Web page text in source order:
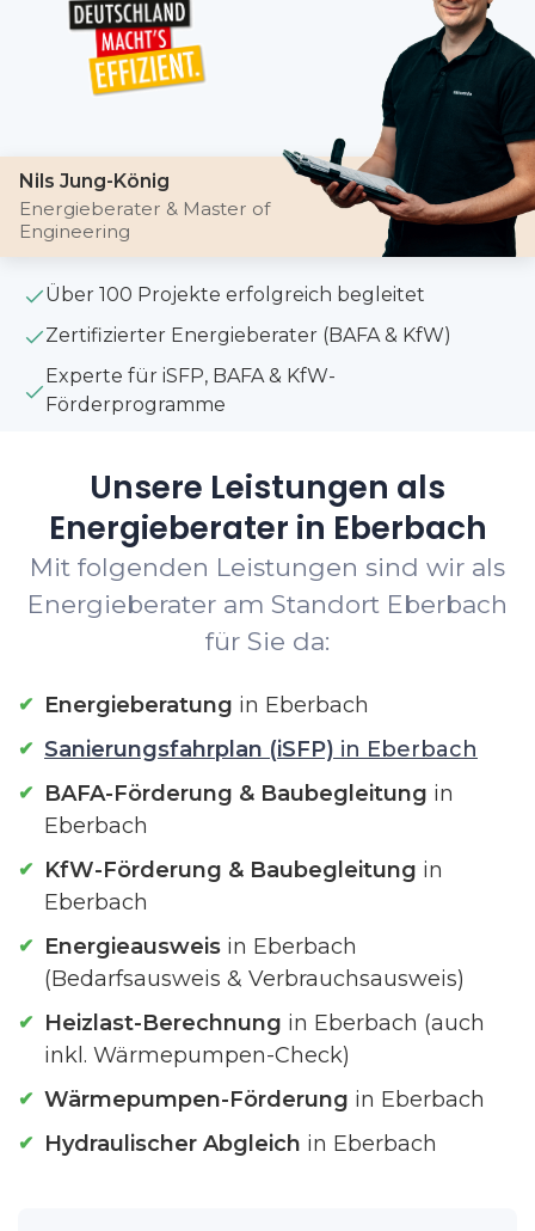
Nils Jung-König
Energieberater & Master of
Engineering
Über 100 Projekte erfolgreich begleitet
Zertifizierter Energieberater (BAFA & KfW)
Experte für iSFP, BAFA & KfW-
Förderprogramme
Unsere Leistungen als
Energieberater in Eberbach
Mit folgenden Leistungen sind wir als
Energieberater am Standort Eberbach
für Sie da:
Energieberatung in Eberbach
Sanierungsfahrplan (iSFP) in Eberbach
BAFA-Förderung & Baubegleitung in
Eberbach
KfW-Förderung & Baubegleitung in
Eberbach
Energieausweis in Eberbach
(Bedarfsausweis & Verbrauchsausweis)
Heizlast-Berechnung in Eberbach (auch
inkl. Wärmepumpen-Check)
Wärmepumpen-Förderung in Eberbach
Hydraulischer Abgleich in Eberbach